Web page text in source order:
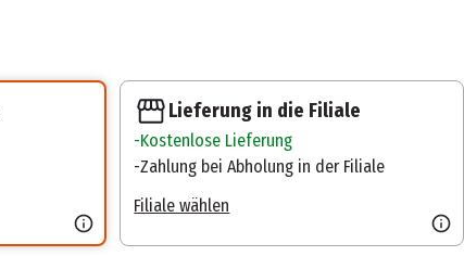
Lieferung in die Filiale
Kostenlose Lieferung
Zahlung bei Abholung in der Filiale
Filiale wählen